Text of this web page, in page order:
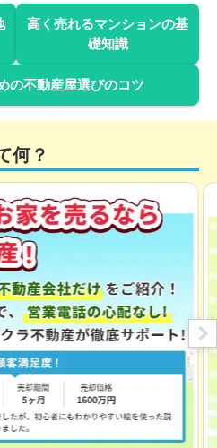
高く売れるマンションの基
礎知識
の不動産屋選びのコツ
何？